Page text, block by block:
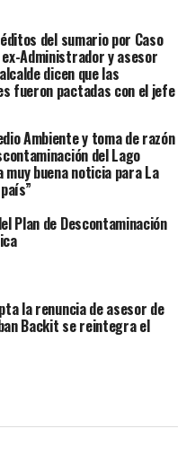
del sumario por Caso
Administrador y asesor
dicen que las
fueron pactadas con el jefe
Ambiente y toma de razón
del Lago
muy buena noticia para La
Plan de Descontaminación
la renuncia de asesor de
Backit se reintegra el